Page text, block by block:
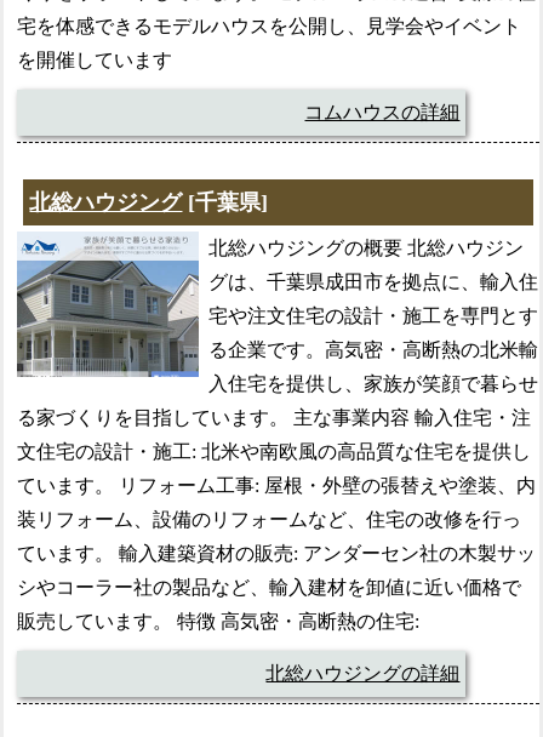
宅を体感できるモデルハウスを公開し、見学会やイベント
を開催しています
コムハウスの詳細
北総ハウジング[千葉県]
北総ハウジングの概要 北総ハウジン
グは、千葉県成田市を拠点に、輸入住
宅や注文住宅の設計・施工を専門とす
る企業です。高気密・高断熱の北米輸
入住宅を提供し、家族が笑顔で暮らせ
る家づくりを目指しています。 主な事業内容 輸入住宅・注
文住宅の設計・施工: 北米や南欧風の高品質な住宅を提供し
ています。 リフォーム工事: 屋根・外壁の張替えや塗装、内
装リフォーム、設備のリフォームなど、住宅の改修を行っ
ています。 輸入建築資材の販売: アンダーセン社の木製サッ
シやコーラー社の製品など、輸入建材を卸値に近い価格で
販売しています。 特徴 高気密・高断熱の住宅:
北総ハウジングの詳細